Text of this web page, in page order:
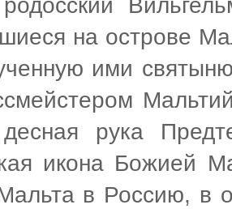
на острове
ими
рука
икона Божией
в Россию, в